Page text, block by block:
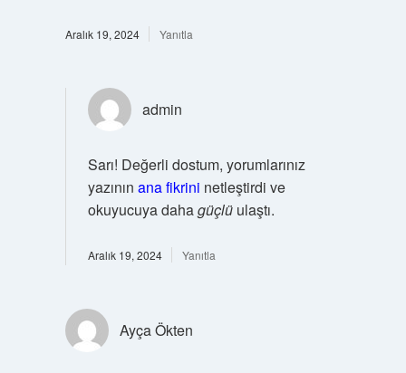
Aralık 19, 2024 Yanıtla
admin
Sarı! Değerli dostum, yorumlarınız
yazının ana fikrini netleştirdi ve
okuyucuya dahagüçlüulaştı.
Aralık 19, 2024 Yanıtla
Ayça Ökten